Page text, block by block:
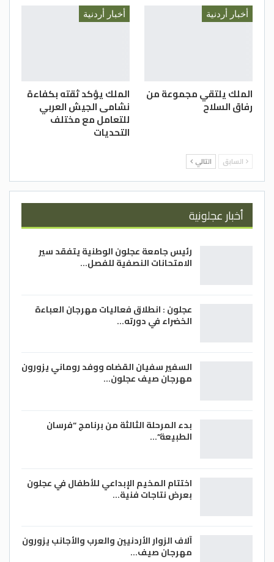
أخبار أردنية
الملك يلتقي مجموعة من
رفاق السلاح
أخبار أردنية
الملك يؤكد ثقته بكفاءة
نشامى الجيش العربي
للتعامل مع مختلف
التحديات
السابق التالي
أخبار عجلونية
رئيس جامعة عجلون الوطنية يتفقد سير
الامتحانات النصفية للفصل…
عجلون : انطلاق فعاليات مهرجان العباءة
الخضراء في دورته…
السفير سفيان القضاه ووفد روماني يزورون
مهرجان صيف عجلون…
بدء المرحلة الثالثة من برنامج “فرسان
الطبيعة”…
اختتام المخيم الإبداعي للأطفال في عجلون
بعرض نتاجات فنية…
آلاف الزوار الأردنيين والعرب والأجانب يزورون
مهرجان صيف…